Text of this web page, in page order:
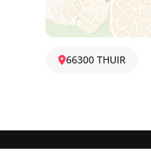
66300 THUIR